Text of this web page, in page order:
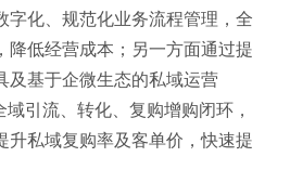
字化、规范化业务流程管理，全
降低经营成本；另一方面通过提
及基于企微生态的私域运营
域引流、转化、复购增购闭环，
升私域复购率及客单价，快速提